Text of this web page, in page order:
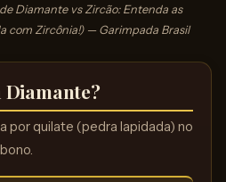
Diamante vs Zircão: Entenda as
com Zircônia!) — Garimpada Brasil
Diamante?
por quilate (pedra lapidada) no